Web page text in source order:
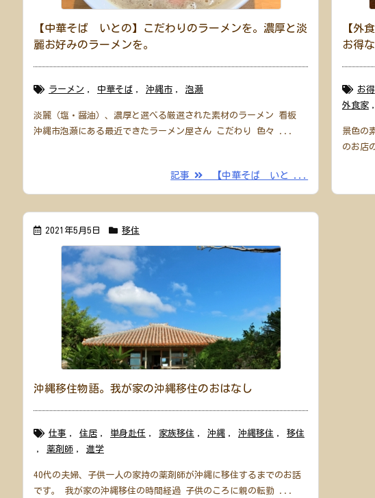
【中華そば いとの】こだわりのラーメンを。濃厚と淡
麗お好みのラーメンを。
ラーメン 中華そば 沖縄市 泡瀬
淡麗（塩・醤油）、濃厚と選べる厳選された素材のラーメン 看板
沖縄市泡瀬にある最近できたラーメン屋さん こだわり 色々 ...
記事 【中華そば いと ...
【外
お得
お得
外食家
景色の
のお店
2021年5月5日 移住
沖縄移住物語。我が家の沖縄移住のおはなし
仕事 住居 単身赴任 家族移住 沖縄 沖縄移住
移住
薬剤師 進学
40代の夫婦、子供一人の家持の薬剤師が沖縄に移住するまでのお話
です。 我が家の沖縄移住の時間経過 子供のころに親の転勤 ...